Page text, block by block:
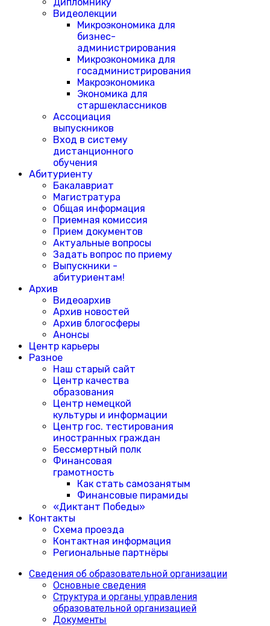
Видеолекции
Микроэкономика для
бизнес-
администрирования
Микроэкономика для
госадминистрирования
Макроэкономика
Экономика для
старшеклассников
Ассоциация
выпускников
Вход в систему
дистанционного
обучения
Абитуриенту
Бакалавриат
Магистратура
Общая информация
Приемная комиссия
Прием документов
Актуальные вопросы
Задать вопрос по приему
Выпускники -
абитуриентам!
Архив
Видеоархив
Архив новостей
Архив блогосферы
Анонсы
Центр карьеры
Разное
Наш старый сайт
Центр качества
образования
Центр немецкой
культуры и информации
Центр гос. тестирования
иностранных граждан
Бессмертный полк
Финансовая
грамотность
Как стать самозанятым
Финансовые пирамиды
«Диктант Победы»
Контакты
Схема проезда
Контактная информация
Региональные партнёры
Сведения об образовательной организации
Основные сведения
Структура и органы управления
образовательной организацией
Документы